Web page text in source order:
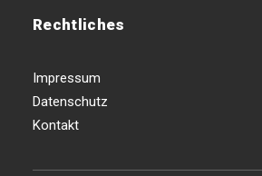
Rechtliches
Impressum
Datenschutz
Kontakt